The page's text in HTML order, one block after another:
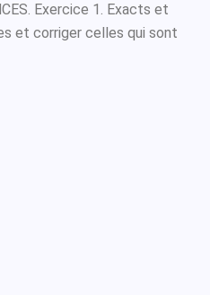
Exercice 1. Exacts et
et corriger celles qui sont